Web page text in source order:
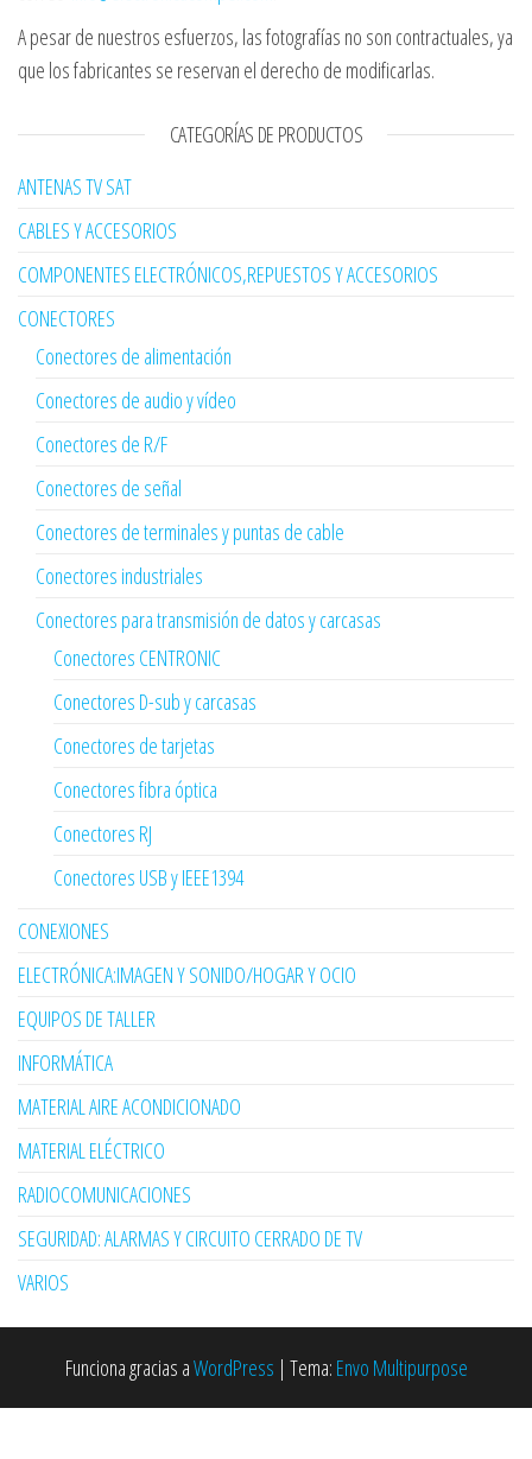
A pesar de nuestros esfuerzos, las fotografías no son contractuales, ya
que los fabricantes se reservan el derecho de modificarlas.
CATEGORÍAS DE PRODUCTOS
ANTENAS TV SAT
CABLES Y ACCESORIOS
COMPONENTES ELECTRÓNICOS,REPUESTOS Y ACCESORIOS
CONECTORES
Conectores de alimentación
Conectores de audio y vídeo
Conectores de R/F
Conectores de señal
Conectores de terminales y puntas de cable
Conectores industriales
Conectores para transmisión de datos y carcasas
Conectores CENTRONIC
Conectores D-sub y carcasas
Conectores de tarjetas
Conectores fibra óptica
Conectores RJ
Conectores USB y IEEE1394
CONEXIONES
ELECTRÓNICA:IMAGEN Y SONIDO/HOGAR Y OCIO
EQUIPOS DE TALLER
INFORMÁTICA
MATERIAL AIRE ACONDICIONADO
MATERIAL ELÉCTRICO
RADIOCOMUNICACIONES
SEGURIDAD: ALARMAS Y CIRCUITO CERRADO DE TV
VARIOS
Funciona gracias aWordPress | Tema: Envo Multipurpose